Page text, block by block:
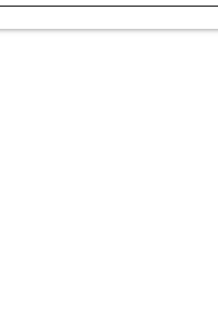
hun verhalen tot leven.